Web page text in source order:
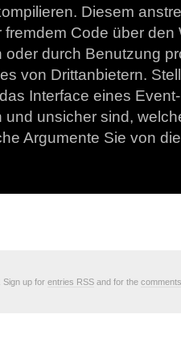
Diesem
Code über den
oder durch Benutzung
von Drittanbietern.
Interface eines
und unsicher sind,
Argumente Sie von
Sign up for entries RSS and for the